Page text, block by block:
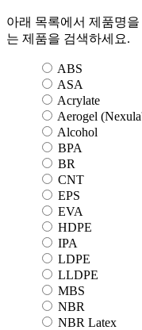
아래 목록에서 제품명
는 제품을 검색하세요.
ABS
ASA
Acrylate
Aerogel
Alcohol
BPA
BR
CNT
EPS
EVA
HDPE
IPA
LDPE
LLDPE
MBS
NBR
NBR Latex